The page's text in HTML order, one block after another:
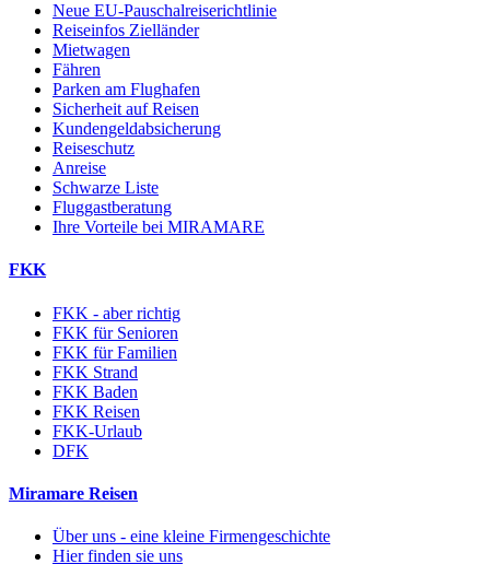
Neue EU-Pauschalreiserichtlinie
Reiseinfos Zielländer
Mietwagen
Fähren
Parken am Flughafen
Sicherheit auf Reisen
Kundengeldabsicherung
Reiseschutz
Anreise
Schwarze Liste
Fluggastberatung
Ihre Vorteile bei MIRAMARE
FKK
FKK - aber richtig
FKK für Senioren
FKK für Familien
FKK Strand
FKK Baden
FKK Reisen
FKK-Urlaub
DFK
Miramare Reisen
Über uns - eine kleine Firmengeschichte
Hier finden sie uns